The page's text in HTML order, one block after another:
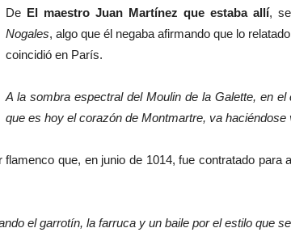
De El maestro Juan Martínez que estaba allí,
Nogales, algo que él negaba afirmando que lo
coincidió en París.
A la sombra espectral del Moulin de la Galette, en
que es hoy el corazón de Montmartre, va
que, en junio de 1014, fue contratado
el garrotín, la farruca y un baile por el estilo que